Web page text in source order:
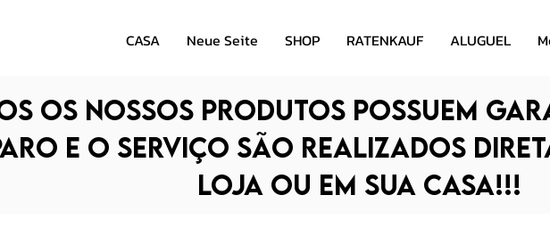
CASA Neue Seite SHOP RATENKAUF ALUGUEL
os nossos produtos possuem
e o serviço são realizados
loja ou em sua casa!!!